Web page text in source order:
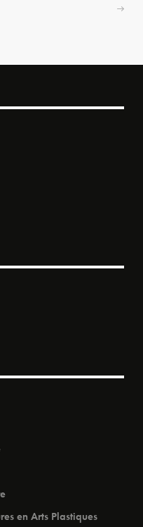
en Arts Plastiques